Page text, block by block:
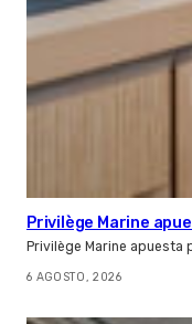
Privilège Marine
Privilège Marine apuesta
6 AGOSTO, 2026